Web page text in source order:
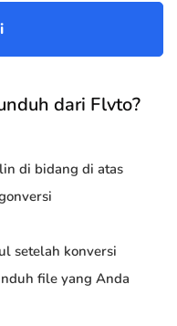
dari Flvto?
di bidang di atas
setelah konversi
file yang Anda